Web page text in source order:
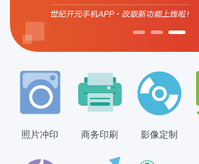
照片冲印 商务印刷 影像定制